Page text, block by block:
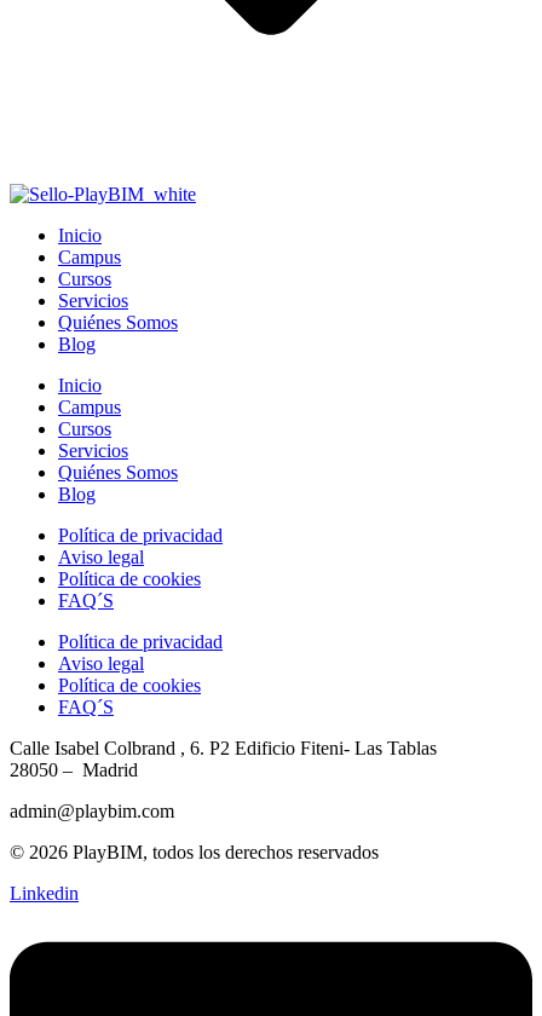
Inicio
Campus
Cursos
Servicios
Quiénes Somos
Blog
Inicio
Campus
Cursos
Servicios
Quiénes Somos
Blog
Política de privacidad
Aviso legal
Política de cookies
FAQ´S
Política de privacidad
Aviso legal
Política de cookies
FAQ´S
Calle Isabel Colbrand , 6. P2 Edificio Fiteni- Las Tablas
28050 – Madrid
admin@playbim.com
© 2026 PlayBIM, todos los derechos reservados
Linkedin